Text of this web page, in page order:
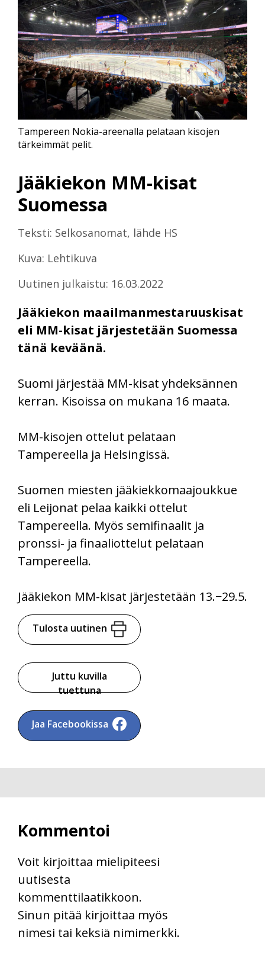
Jääkiekon MM-kisat
Suomessa
Teksti: Selkosanomat, lähde HS
Kuva: Lehtikuva
Uutinen julkaistu: 16.03.2022
Jääkiekon maailmanmestaruuskisat
eli MM-kisat järjestetään Suomessa
tänä keväänä.
Tampereen Nokia-areenalla pelataan kisojen
tärkeimmät pelit.
Suomi järjestää MM-kisat yhdeksännen
kerran. Kisoissa on mukana 16 maata.
MM-kisojen ottelut pelataan
Tampereella ja Helsingissä.
Suomen miesten jääkiekkomaajoukkue
eli Leijonat pelaa kaikki ottelut
Tampereella. Myös semifinaalit ja
pronssi- ja finaaliottelut pelataan
Tampereella.
Jääkiekon MM-kisat järjestetään 13.−29.5.
Tulosta uutinen
Juttu kuvilla
tuettuna
Jaa Facebookissa
Kommentoi
Voit kirjoittaa mielipiteesi
uutisesta
kommenttilaatikkoon.
Sinun pitää kirjoittaa myös
nimesi tai keksiä nimimerkki.